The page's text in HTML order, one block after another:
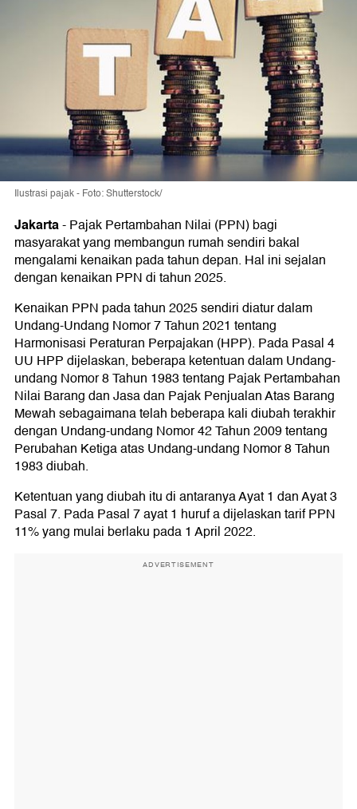
Ilustrasi pajak - Foto: Shutterstock/
Jakarta-Pajak Pertambahan Nilai (PPN) bagi
masyarakat yang membangun rumah sendiri bakal
mengalami kenaikan pada tahun depan. Hal ini sejalan
dengan kenaikan PPN di tahun 2025.
Kenaikan PPN pada tahun 2025 sendiri diatur dalam
Undang-Undang Nomor 7 Tahun 2021 tentang
Harmonisasi Peraturan Perpajakan (HPP). Pada Pasal 4
UU HPP dijelaskan, beberapa ketentuan dalam Undang-
undang Nomor 8 Tahun 1983 tentang Pajak Pertambahan
Nilai Barang dan Jasa dan Pajak Penjualan Atas Barang
Mewah sebagaimana telah beberapa kali diubah terakhir
dengan Undang-undang Nomor 42 Tahun 2009 tentang
Perubahan Ketiga atas Undang-undang Nomor 8 Tahun
1983 diubah.
Ketentuan yang diubah itu di antaranya Ayat 1 dan Ayat 3
Pasal 7. Pada Pasal 7 ayat 1 huruf a dijelaskan tarif PPN
11% yang mulai berlaku pada 1 April 2022.
ADVERTISEMENT